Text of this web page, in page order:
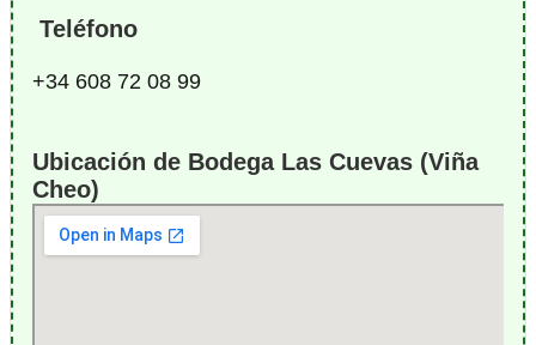
Teléfono
+34 608 72 08 99
Ubicación de Bodega Las Cuevas (Viña
Cheo)